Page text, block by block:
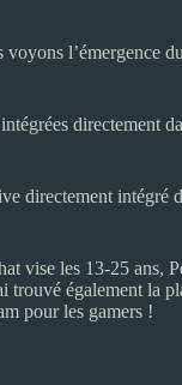
l’émergence
directement
directement
vise les 13-25 ans,
trouvé également la
pour les gamers !